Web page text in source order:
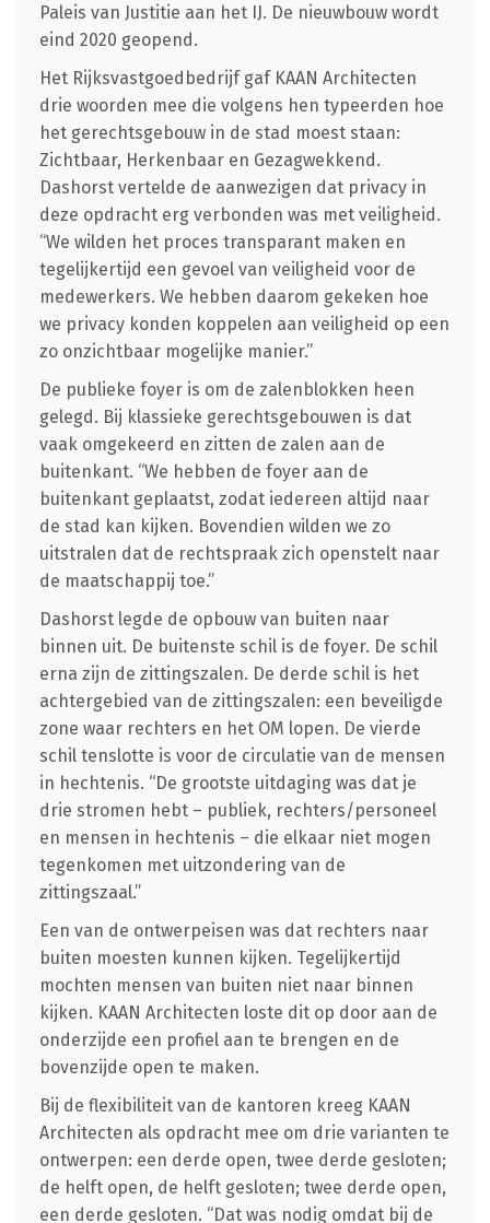
Paleis van Justitie aan het IJ. De nieuwbouw wordt
eind 2020 geopend.
Het Rijksvastgoedbedrijf gaf KAAN Architecten
drie woorden mee die volgens hen typeerden hoe
het gerechtsgebouw in de stad moest staan:
Zichtbaar, Herkenbaar en Gezagwekkend.
Dashorst vertelde de aanwezigen dat privacy in
deze opdracht erg verbonden was met veiligheid.
“We wilden het proces transparant maken en
tegelijkertijd een gevoel van veiligheid voor de
medewerkers. We hebben daarom gekeken hoe
we privacy konden koppelen aan veiligheid op een
zo onzichtbaar mogelijke manier.”
De publieke foyer is om de zalenblokken heen
gelegd. Bij klassieke gerechtsgebouwen is dat
vaak omgekeerd en zitten de zalen aan de
buitenkant. “We hebben de foyer aan de
buitenkant geplaatst, zodat iedereen altijd naar
de stad kan kijken. Bovendien wilden we zo
uitstralen dat de rechtspraak zich openstelt naar
de maatschappij toe.”
Dashorst legde de opbouw van buiten naar
binnen uit. De buitenste schil is de foyer. De schil
erna zijn de zittingszalen. De derde schil is het
achtergebied van de zittingszalen: een beveiligde
zone waar rechters en het OM lopen. De vierde
schil tenslotte is voor de circulatie van de mensen
in hechtenis. “De grootste uitdaging was dat je
drie stromen hebt – publiek, rechters/personeel
en mensen in hechtenis – die elkaar niet mogen
tegenkomen met uitzondering van de
zittingszaal.”
Een van de ontwerpeisen was dat rechters naar
buiten moesten kunnen kijken. Tegelijkertijd
mochten mensen van buiten niet naar binnen
kijken. KAAN Architecten loste dit op door aan de
onderzijde een profiel aan te brengen en de
bovenzijde open te maken.
Bij de flexibiliteit van de kantoren kreeg KAAN
Architecten als opdracht mee om drie varianten te
ontwerpen: een derde open, twee derde gesloten;
de helft open, de helft gesloten; twee derde open,
een derde gesloten. “Dat was nodig omdat bij de